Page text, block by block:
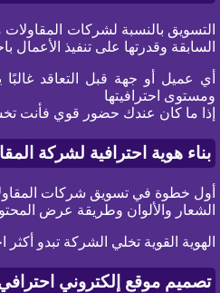
التسويق بالنسبة لشركات
السابقة وقدرتها على تنفيذ الأعمال
أي عميل أو جهة قبل التعاقد
ومستوى احترافيتها
إذا ما كان عندك حضور قوي فأنت
بناء هوية احترافية لشركة
أول خطوة في تسويق شركات
الشعار والألوان وطريقة عرض
الهوية القوية تخلي الشركة تبدو
تصميم موقع إلكتروني